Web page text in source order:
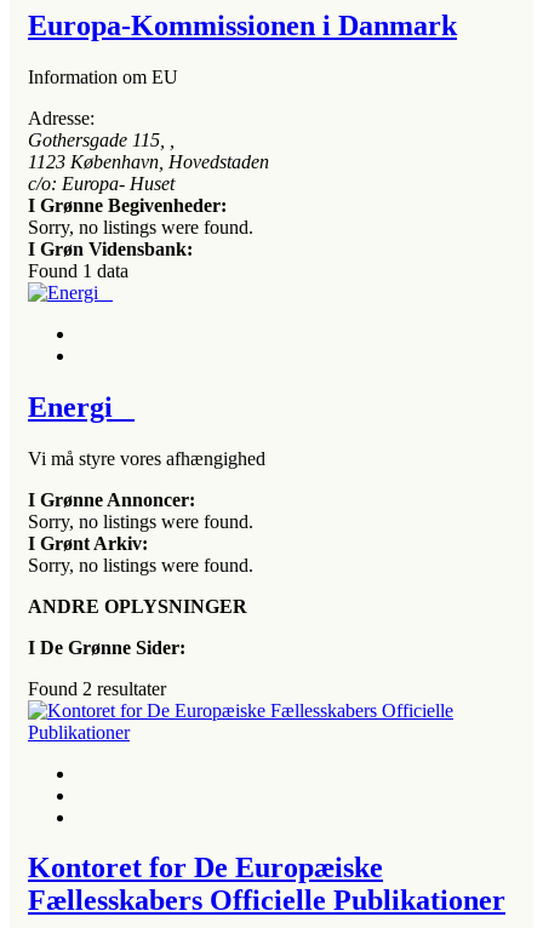
Europa-Kommissionen i Danmark
Information om EU
Adresse:
Gothersgade 115
1123 København, Hovedstaden
c/o: Europa- Huset
I Grønne Begivenheder:
Sorry, no listings were found.
I Grøn Vidensbank:
Found 1 data
Energi
Vi må styre vores afhængighed
I Grønne Annoncer:
Sorry, no listings were found.
I Grønt Arkiv:
Sorry, no listings were found.
ANDRE OPLYSNINGER
I De Grønne Sider:
Found 2 resultater
Kontoret for De Europæiske
Fællesskabers Officielle Publikationer